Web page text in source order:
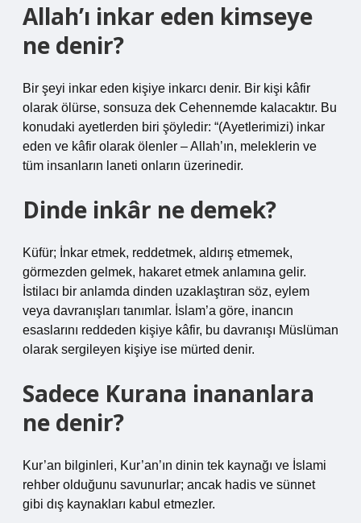
Allah’ı inkar eden kimseye
ne denir?
Bir şeyi inkar eden kişiye inkarcı denir. Bir kişi kâfir
olarak ölürse, sonsuza dek Cehennemde kalacaktır. Bu
konudaki ayetlerden biri şöyledir: “(Ayetlerimizi) inkar
eden ve kâfir olarak ölenler – Allah’ın, meleklerin ve
tüm insanların laneti onların üzerinedir.
Dinde inkâr ne demek?
Küfür; İnkar etmek, reddetmek, aldırış etmemek,
görmezden gelmek, hakaret etmek anlamına gelir.
İstilacı bir anlamda dinden uzaklaştıran söz, eylem
veya davranışları tanımlar. İslam’a göre, inancın
esaslarını reddeden kişiye kâfir, bu davranışı Müslüman
olarak sergileyen kişiye ise mürted denir.
Sadece Kurana inananlara
ne denir?
Kur’an bilginleri, Kur’an’ın dinin tek kaynağı ve İslami
rehber olduğunu savunurlar; ancak hadis ve sünnet
gibi dış kaynakları kabul etmezler.